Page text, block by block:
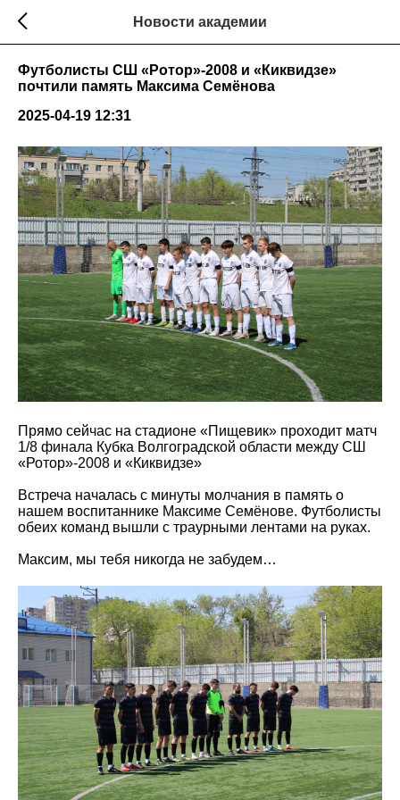
Новости академии
Футболисты СШ «Ротор»-2008 и «Киквидзе»
почтили память Максима Семёнова
2025-04-19 12:31
Прямо сейчас на стадионе «Пищевик» проходит матч
1/8 финала Кубка Волгоградской области между СШ
«Ротор»-2008 и «Киквидзе»
Встреча началась с минуты молчания в память о
нашем воспитаннике Максиме Семёнове. Футболисты
обеих команд вышли с траурными лентами на руках.
Максим, мы тебя никогда не забудем…